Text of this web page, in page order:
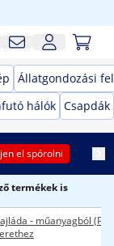
Állatgondozási
hálók Csapdák
el spórolni
termékek is
- műanyagból (PP)